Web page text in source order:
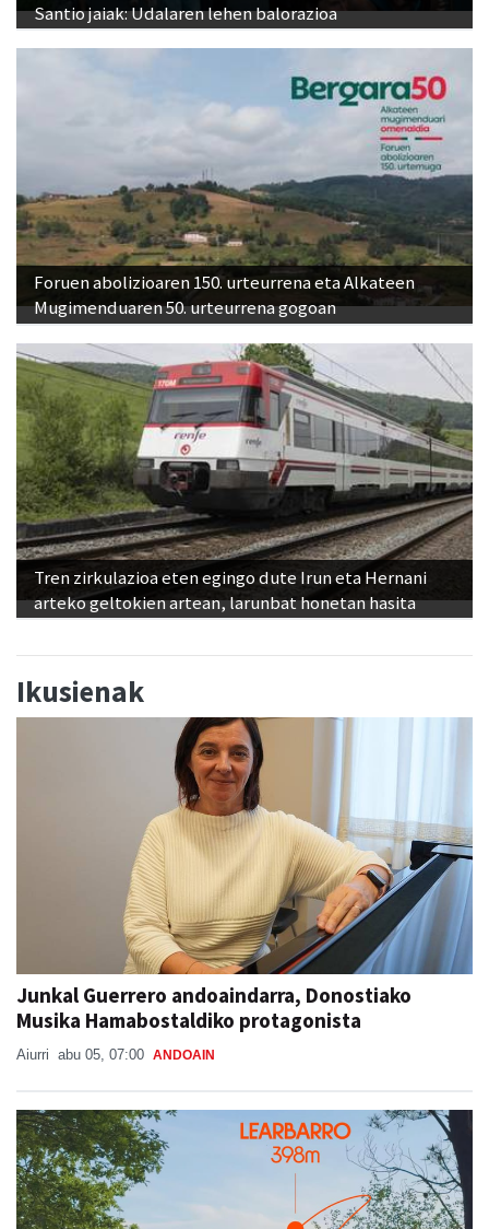
Santio jaiak: Udalaren lehen balorazioa
Foruen abolizioaren 150. urteurrena eta Alkateen
Mugimenduaren 50. urteurrena gogoan
Tren zirkulazioa eten egingo dute Irun eta Hernani
arteko geltokien artean, larunbat honetan hasita
Ikusienak
Junkal Guerrero andoaindarra, Donostiako
Musika Hamabostaldiko protagonista
Aiurri abu 05, 07:00 ANDOAIN